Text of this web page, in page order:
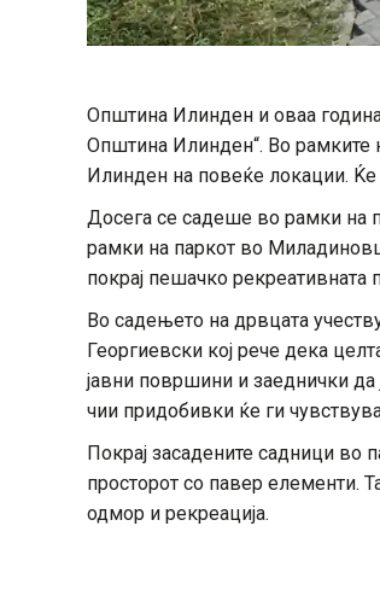
Општина Илинден и оваа
Општина Илинден“. Во рамките
Илинден на повеќе локации. Ќе
Досега се садеше во рамки на
рамки на паркот во
покрај пешачко
Во садењето на дрвцата
Георгиевски кој рече дека
јавни површини и заеднички
чии придобивки ќе ги
Покрај засадените садници
просторот со павер елементи.
одмор и рекреација.